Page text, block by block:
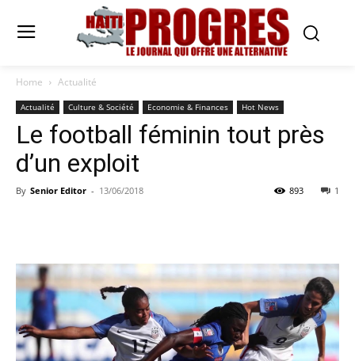
Home Actualité
Actualité Culture & Société Economie & Finances Hot News
Le football féminin tout près
d’un exploit
By Senior Editor - 13/06/2018 1
893